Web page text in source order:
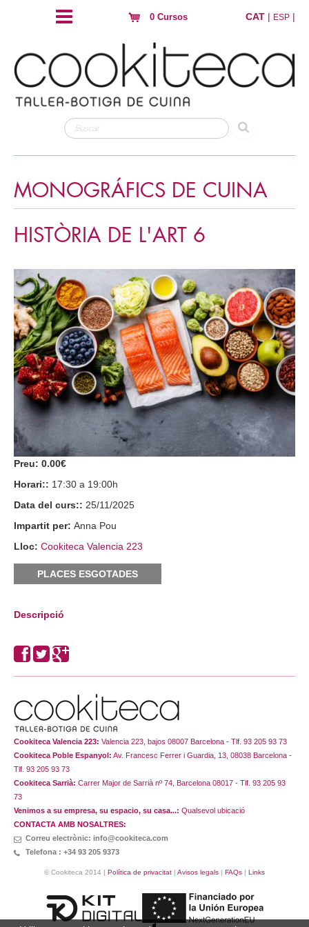
0 Cursos CAT | ESP |
MONOGRÁFICS DE CUINA
HISTÒRIA DE L'ART 6
Preu: 0.00€
Horari:: 17:30 a 19:00h
Data del curs:: 25/11/2025
Impartit per: Anna Pou
Lloc: Cookiteca Valencia 223
PLACES ESGOTADES
Descripció
Cookiteca Valencia 223: Valencia 223, bajos 08007 Barcelona - Tlf. 93 205 93 73
Cookiteca Poble Espanyol: Av. Francesc Ferrer i Guardia, 13, 08038 Barcelona -
Tlf. 93 205 93 73
Cookiteca Sarrià: Carrer Major de Sarrià nº 74, Barcelona 08017 - Tlf. 93 205 93
73
Venimos a su empresa, su espacio, su casa...: Qualsevol ubicació
CONTACTA AMB NOSALTRES:
Correu electrònic: info@cookiteca.com
Telefona : +34 93 205 9373
© Cookiteca 2014 | Política de privacitat | Avisos legals | FAQs | Links